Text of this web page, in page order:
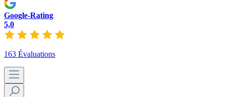
Google-Rating
5,0
163 Évaluations